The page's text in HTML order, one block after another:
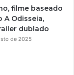
filme baseado
A Odisseia,
dublado
de 2025